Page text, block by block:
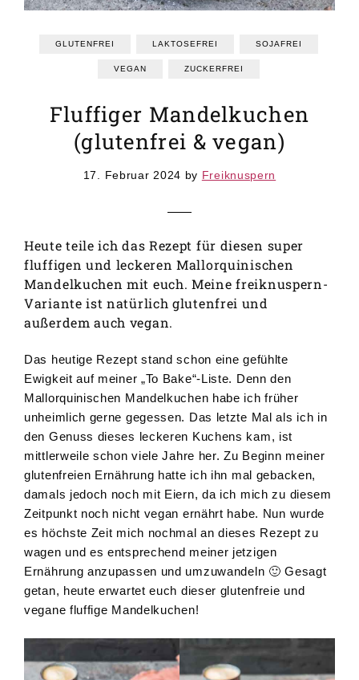
GLUTENFREI LAKTOSEFREI SOJAFREI
VEGAN ZUCKERFREI
Fluffiger Mandelkuchen
(glutenfrei & vegan)
17. Februar 2024 by Freiknuspern
Heute teile ich das Rezept für diesen super
fluffigen und leckeren Mallorquinischen
Mandelkuchen mit euch. Meine freiknuspern-
Variante ist natürlich glutenfrei und
außerdem auch vegan.
Das heutige Rezept stand schon eine gefühlte
Ewigkeit auf meiner „To Bake“-Liste. Denn den
Mallorquinischen Mandelkuchen habe ich früher
unheimlich gerne gegessen. Das letzte Mal als ich in
den Genuss dieses leckeren Kuchens kam, ist
mittlerweile schon viele Jahre her. Zu Beginn meiner
glutenfreien Ernährung hatte ich ihn mal gebacken,
damals jedoch noch mit Eiern, da ich mich zu diesem
Zeitpunkt noch nicht vegan ernährt habe. Nun wurde
es höchste Zeit mich nochmal an dieses Rezept zu
wagen und es entsprechend meiner jetzigen
Ernährung anzupassen und umzuwandeln 🙂 Gesagt
getan, heute erwartet euch dieser glutenfreie und
vegane fluffige Mandelkuchen!